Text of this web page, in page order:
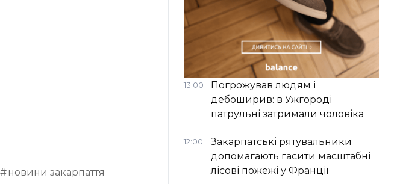
новини закарпаття
13:00
Погрожував людям і
дебоширив: в Ужгороді
патрульні затримали чоловіка
12:00
Закарпатські рятувальники
допомагають гасити масштабні
лісові пожежі у Франції